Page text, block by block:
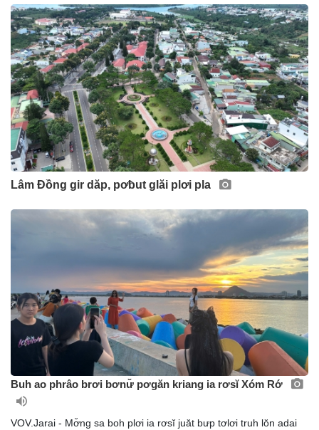
Lâm Đồng gir dăp, pơƀut glăi plơi pla
Buh ao phrâo brơi bơnư̆ pơgăn kriang ia rơsĭ Xóm Rớ
VOV.Jarai - Mơ̆ng sa boh plơi ia rơsĭ juăt bưp tơlơi truh lŏn adai